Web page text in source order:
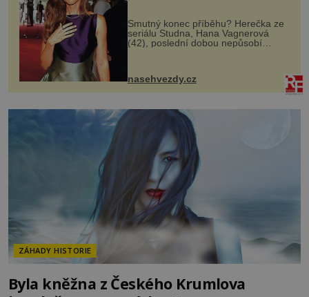
Smutný konec příběhu? Herečka ze
seriálu Studna, Hana Vagnerová
(42), poslední dobou nepůsobí
nasehvezdy.cz
ZÁHADY HISTORIE
Byla kněžna z Českého Krumlova